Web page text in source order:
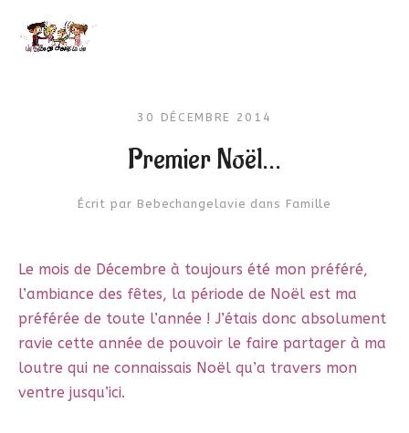
30 DÉCEMBRE 2014
Premier Noël…
Écrit par Bebechangelavie dans Famille
Le mois de Décembre à toujours été mon préféré,
l’ambiance des fêtes, la période de Noël est ma
préférée de toute l’année ! J’étais donc absolument
ravie cette année de pouvoir le faire partager à ma
loutre qui ne connaissais Noël qu’a travers mon
ventre jusqu’ici.